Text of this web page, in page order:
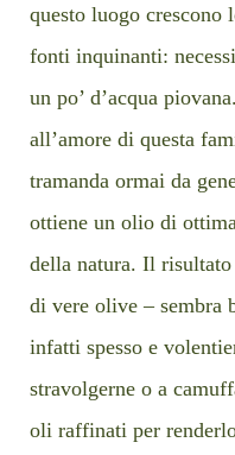
questo luogo crescono
fonti inquinanti:
un po’ d’acqua
all’amore di questa
tramanda ormai da
ottiene un olio di
della natura. Il
di vere olive – sembra
infatti spesso e
stravolgerne o a
oli raffinati per